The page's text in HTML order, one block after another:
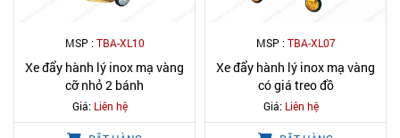
MSP :TBA-XL10
Xe đẩy hành lý inox mạ vàng
cỡ nhỏ 2 bánh
Giá: Liên hệ
MSP :TBA-XL07
Xe đẩy hành lý inox mạ vàng
có giá treo đồ
Giá: Liên hệ